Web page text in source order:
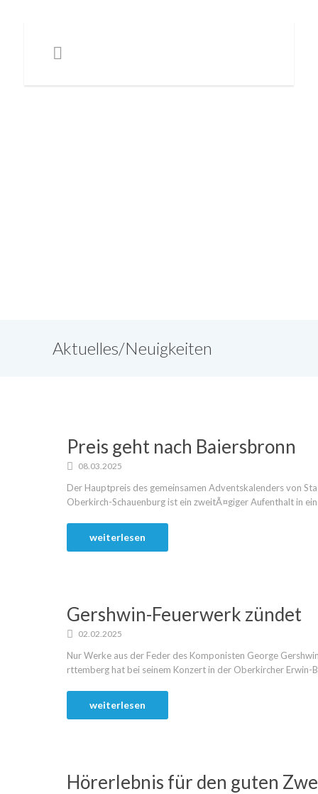
Aktuelles/Neuigkeiten
Preis geht nach Baiersbronn
08.03.2025
Der Hauptpreis des gemeinsamen Adventskalenders von
Oberkirch-Schauenburg ist ein zweitÃ¤giger Aufenthalt in
weiterlesen
Gershwin-Feuerwerk zündet
02.02.2025
Nur Werke aus der Feder des Komponisten George
rttemberg hat bei seinem Konzert in der Oberkircher Erwin-
weiterlesen
Hörerlebnis für den guten